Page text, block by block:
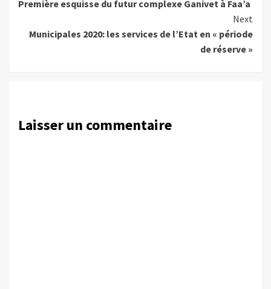
Reading
Première esquisse du futur complexe Ganivet à Faa’a
Next
Municipales 2020: les services de l’Etat en « période
de réserve »
Laisser un commentaire